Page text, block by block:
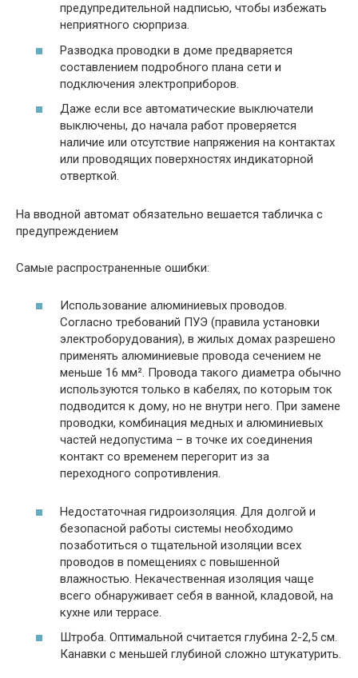
предупредительной надписью, чтобы избежать
неприятного сюрприза.
Разводка проводки в доме предваряется
составлением подробного плана сети и
подключения электроприборов.
Даже если все автоматические выключатели
выключены, до начала работ проверяется
наличие или отсутствие напряжения на контактах
или проводящих поверхностях индикаторной
отверткой.
На вводной автомат обязательно вешается табличка с
предупреждением
Самые распространенные ошибки:
Использование алюминиевых проводов.
Согласно требований ПУЭ (правила установки
электроборудования), в жилых домах разрешено
применять алюминиевые провода сечением не
меньше 16 мм². Провода такого диаметра обычно
используются только в кабелях, по которым ток
подводится к дому, но не внутри него. При замене
проводки, комбинация медных и алюминиевых
частей недопустима – в точке их соединения
контакт со временем перегорит из за
переходного сопротивления.
Недостаточная гидроизоляция. Для долгой и
безопасной работы системы необходимо
позаботиться о тщательной изоляции всех
проводов в помещениях с повышенной
влажностью. Некачественная изоляция чаще
всего обнаруживает себя в ванной, кладовой, на
кухне или террасе.
Штроба. Оптимальной считается глубина 2-2,5 см.
Канавки с меньшей глубиной сложно штукатурить.